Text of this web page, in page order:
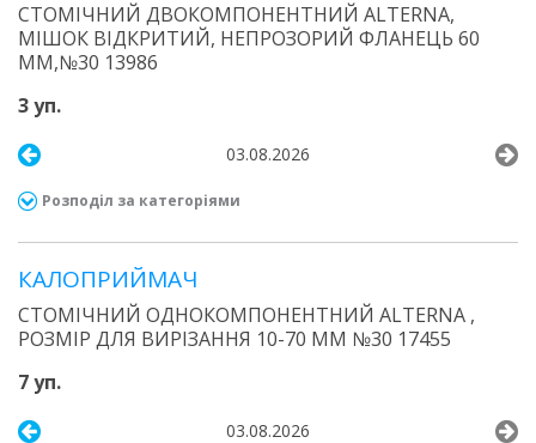
СТОМІЧНИЙ ДВОКОМПОНЕНТНИЙ ALTERNA,
МІШОК ВІДКРИТИЙ, НЕПРОЗОРИЙ ФЛАНЕЦЬ 60
ММ,№30 13986
3 уп.
03.08.2026
Розподіл за категоріями
КАЛОПРИЙМАЧ
СТОМІЧНИЙ ОДНОКОМПОНЕНТНИЙ ALTERNA ,
РОЗМІР ДЛЯ ВИРІЗАННЯ 10-70 ММ №30 17455
7 уп.
03.08.2026